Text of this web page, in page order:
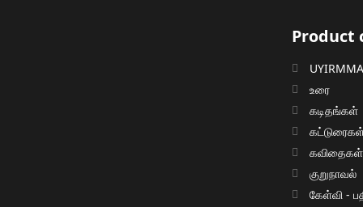
Product
உரை
கடிதங்கள்
கவிதைகள்
குறுநாவல்
கேள்வி -